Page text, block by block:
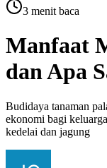
3 menit baca
Manfaat
dan Apa
Budidaya tanaman
ekonomi bagi
kedelai dan jagung